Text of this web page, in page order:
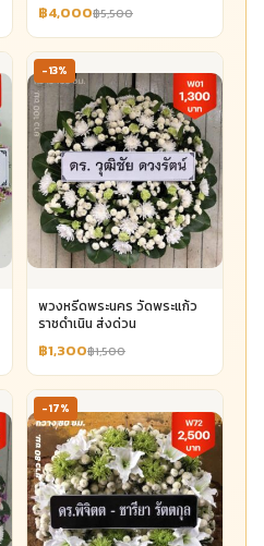
฿4,000฿5,500
-13%
พวงหรีดพระนคร วัดพระแก้ว
ราชดำเนิน ส่งด่วน
฿1,300฿1,500
-17%